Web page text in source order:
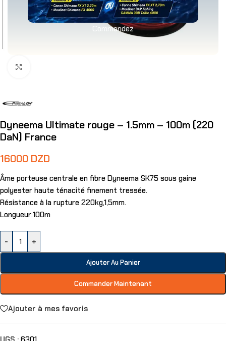
Commandez
Dyneema Ultimate rouge – 1.5mm – 100m (220
DaN) France
16000 DZD
Âme porteuse centrale en fibre Dyneema SK75 sous gaine
polyester haute ténacité finement tressée.
Résistance à la rupture 220kg,1,5mm.
Longueur:100m
- +
Ajouter Au Panier
Commander Maintenant
Ajouter à mes favoris